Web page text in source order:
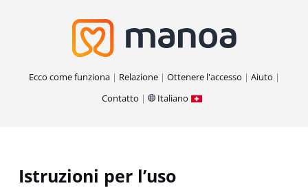
Ecco come funziona Relazione Ottenere l'accesso
Aiuto
Contatto
Italiano
Istruzioni per l’uso